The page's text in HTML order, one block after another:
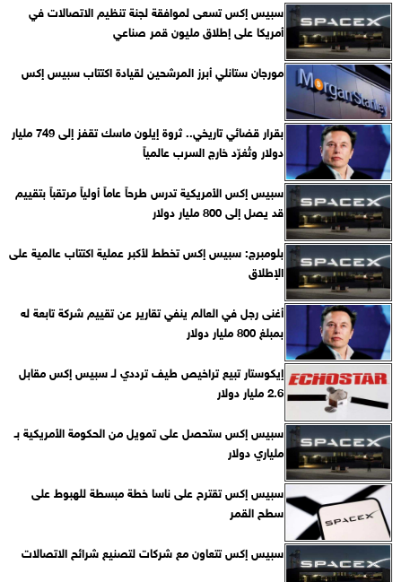
سبيس إكس تسعى لموافقة لجنة تنظيم الاتصالات في
أمريكا على إطلاق مليون قمر صناعي
مورجان ستانلي أبرز المرشحين لقيادة اكتتاب سبيس إكس
بقرار قضائي تاريخي.. ثروة إيلون ماسك تقفز إلى 749 مليار
دولار وتُغرّد خارج السرب عالمياً
سبيس إكس الأمريكية تدرس طرحاً عاماً أولياً مرتقباً بتقييم
قد يصل إلى 800 مليار دولار
بلومبرج: سبيس إكس تخطط لأكبر عملية اكتتاب عالمية على
الإطلاق
أغنى رجل في العالم ينفي تقارير عن تقييم شركة تابعة له
بمبلغ 800 مليار دولار
إيكوستار تبيع تراخيص طيف ترددي لـ سبيس إكس مقابل
2.6 مليار دولار
سبيس إكس ستحصل على تمويل من الحكومة الأمريكية بـ
ملياري دولار
سبيس إكس تقترح على ناسا خطة مبسطة للهبوط على
سطح القمر
سبيس إكس تتعاون مع شركات لتصنيع شرائح الاتصالات